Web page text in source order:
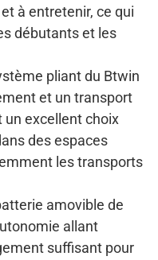
à entretenir, ce qui
débutants et les
pliant du Btwin
et un transport
un excellent choix
des espaces
les transports
amovible de
allant
suffisant pour